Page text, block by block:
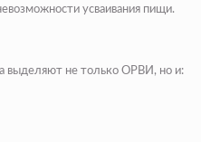
усваивания пищи.
выделяют не только ОРВИ, но и: